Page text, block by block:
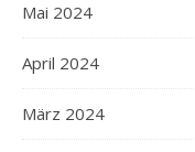
Mai 2024
April 2024
März 2024